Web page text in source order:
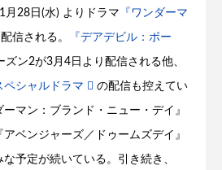
月28日(水) よりドラマ 『ワンダーマ
信される。 『デアデビル：ボー
ズン2が3月4日より配信される他、
ペシャルドラマ の配信も控えてい
マン：ブランド・ニュー・デイ』
ベンジャーズ／ドゥームズデイ』
予定が続いている。引き続き、